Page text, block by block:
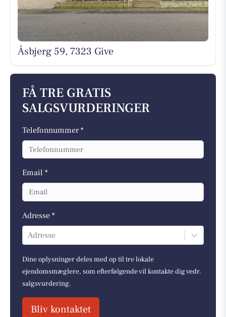
Åsbjerg 59, 7323 Give
FÅ TRE GRATIS
SALGSVURDERINGER
Telefonnummer *
Email *
Adresse *
Adresse
Dine oplysninger deles med op til tre lokale
ejendomsmæglere, som efterfølgende vil kontakte dig vedr.
salgsvurdering.
Bliv kontaktet